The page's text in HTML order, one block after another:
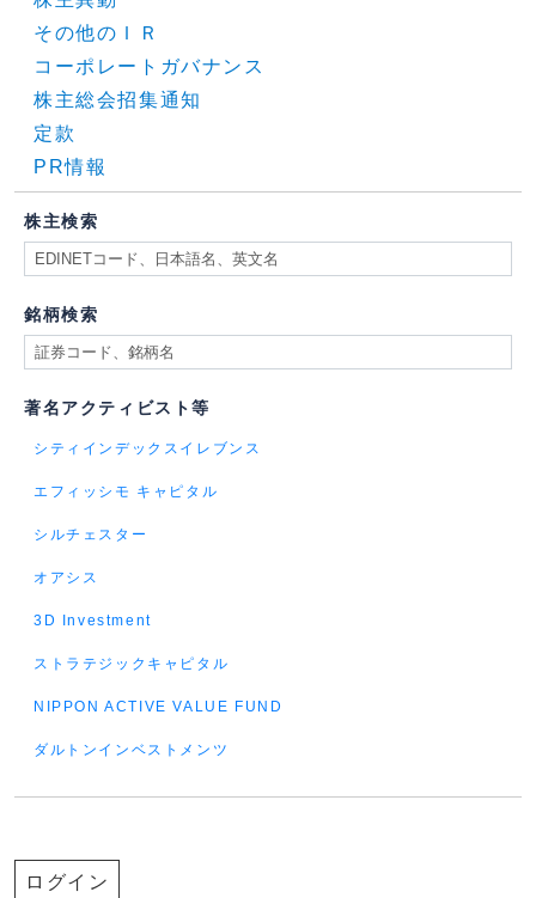
その他のＩＲ
コーポレートガバナンス
株主総会招集通知
定款
PR情報
株主検索
銘柄検索
著名アクティビスト等
シティインデックスイレブンス
エフィッシモ キャピタル
シルチェスター
オアシス
3D Investment
ストラテジックキャピタル
NIPPON ACTIVE VALUE FUND
ダルトンインベストメンツ
ログイン